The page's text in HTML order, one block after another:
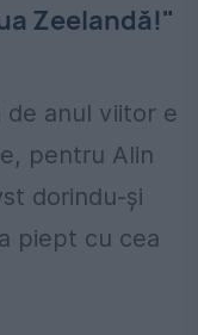
Zeelandă!"
de anul viitor e
pentru Alin
dorindu-şi
piept cu cea